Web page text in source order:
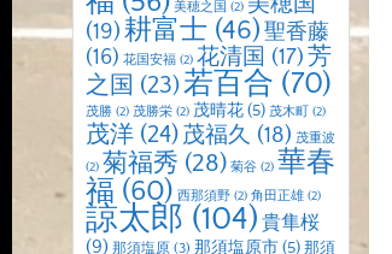
美穂之国 (2)
(19)耕富士 (46)聖香藤
(16) 花国安福 (2) 花清国 (17)芳
之国 (23)若百合 (70)
茂勝 (2) 茂勝栄 (2) 茂晴花(5) 茂木町 (2)
茂洋 (24)茂福久 (18) 茂重波
(2) 菊福秀 (28) 菊谷 (2) 華春
福 (60) 西那須野 (2) 角田正雄 (2)
諒太郎 (104) 貴隼桜
(9) 那須塩原 (3) 那須塩原市(5) 那須